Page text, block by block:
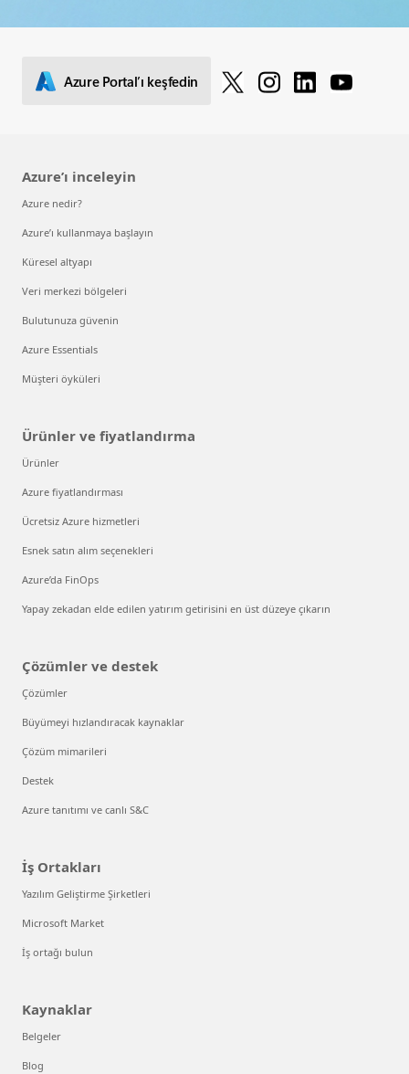
Azure Portal’ı keşfedin
Azure’ı inceleyin
Azure nedir?
Azure’ı kullanmaya başlayın
Küresel altyapı
Veri merkezi bölgeleri
Bulutunuza güvenin
Azure Essentials
Müşteri öyküleri
Ürünler ve fiyatlandırma
Ürünler
Azure fiyatlandırması
Ücretsiz Azure hizmetleri
Esnek satın alım seçenekleri
Azure’da FinOps
Yapay zekadan elde edilen yatırım getirisini en üst düzeye çıkarın
Çözümler ve destek
Çözümler
Büyümeyi hızlandıracak kaynaklar
Çözüm mimarileri
Destek
Azure tanıtımı ve canlı S&C
İş Ortakları
Yazılım Geliştirme Şirketleri
Microsoft Market
İş ortağı bulun
Kaynaklar
Belgeler
Blog